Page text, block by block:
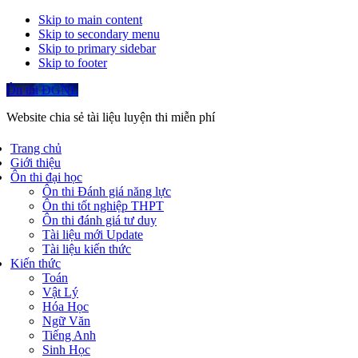
Skip to main content
Skip to secondary menu
Skip to primary sidebar
Skip to footer
Ôn thi ĐGNL
Website chia sẻ tài liệu luyện thi miễn phí
Trang chủ
Giới thiệu
Ôn thi đại học
Ôn thi Đánh giá năng lực
Ôn thi tốt nghiệp THPT
Ôn thi đánh giá tư duy
Tài liệu mới Update
Tài liệu kiến thức
Kiến thức
Toán
Vật Lý
Hóa Học
Ngữ Văn
Tiếng Anh
Sinh Học